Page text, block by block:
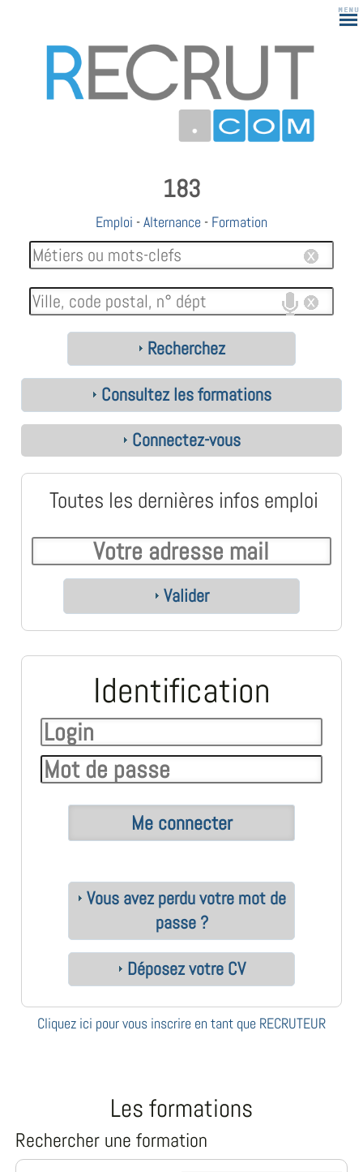
183
Emploi -Alternance - Formation
Recherchez
Consultez les formations
Connectez-vous
Toutes les dernières infos emploi
Valider
Identification
Vous avez perdu votre mot de
passe ?
Déposez votre CV
Cliquez ici pour vous inscrire en tant que RECRUTEUR
Les formations
Rechercher une formation